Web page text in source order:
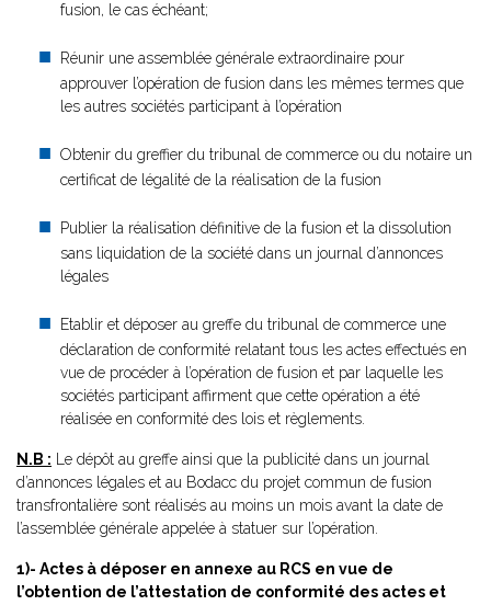
fusion, le cas échéant;
Réunir une assemblée générale extraordinaire pour
approuver l’opération de fusion dans les mêmes termes que
les autres sociétés participant à l’opération
Obtenir du greffier du tribunal de commerce ou du notaire un
certificat de légalité de la réalisation de la fusion
Publier la réalisation définitive de la fusion et la dissolution
sans liquidation de la société dans un journal d’annonces
légales
Etablir et déposer au greffe du tribunal de commerce une
déclaration de conformité relatant tous les actes effectués en
vue de procéder à l’opération de fusion et par laquelle les
sociétés participant affirment que cette opération a été
réalisée en conformité des lois et règlements.
N.B : Le dépôt au greffe ainsi que la publicité dans un journal
d’annonces légales et au Bodacc du projet commun de fusion
transfrontalière sont réalisés au moins un mois avant la date de
l’assemblée générale appelée à statuer sur l’opération.
1)- Actes à déposer en annexe au RCS en vue de
l’obtention de l’attestation de conformité des actes et